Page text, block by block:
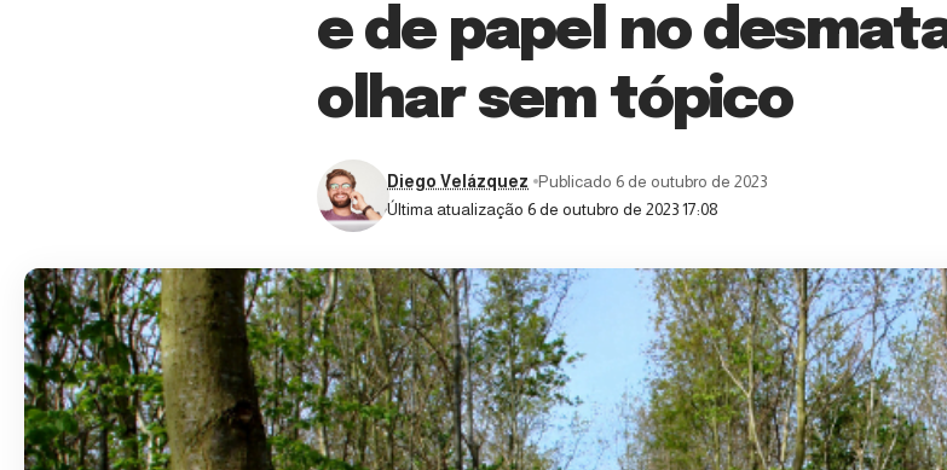
e de papel no
olhar sem tópico
Última atualização 6 de outubro de 2023 17:08
Diego Velázquez Publicado 6 de outubro de 2023